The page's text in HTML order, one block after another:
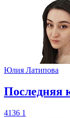
Юлия Латипова
​Последняя
4136 1